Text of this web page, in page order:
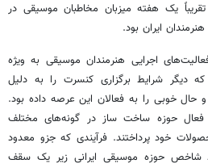
یک هفته میزبان مخاطبان موسیقی در
ایران بود.
اجرایی هنرمندان موسیقی به ویژه
دیگر شرایط برگزاری کنسرت را به دلیل
حال خوبی را به فعالان این عرصه داده بود.
فعال حوزه ساخت ساز در گونه‌های مختلف
خود پرداختند. فرآیندیکهجزو معدود
شاخص حوزه موسیقی ایرانی زیر یک سقف